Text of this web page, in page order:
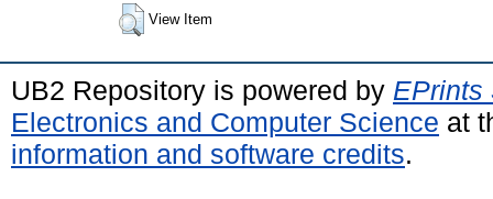
View Item
UB2 Repository is powered by EPrints
Electronics and Computer Science at
information and software credits.